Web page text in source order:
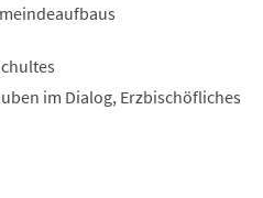
im Dialog, Erzbischöfliches